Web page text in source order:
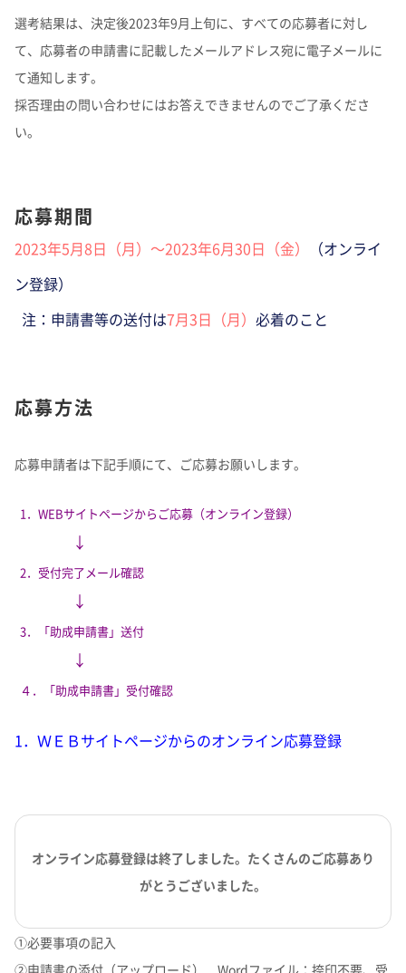
選考結果は、決定後2023年9月上旬に、すべての応募者に対し
て、応募者の申請書に記載したメールアドレス宛に電子メールに
て通知します。
採否理由の問い合わせにはお答えできませんのでご了承くださ
い。
応募期間
2023年5月8日（月）～2023年6月30日 （金）
（オンライ
ン登録）
注：申請書等の送付は7月3日（月） 必着のこと
応募方法
応募申請者は下記手順にて、ご応募お願いします。
1．WEBサイトページからご応募（オンライン登録）
↓
2．受付完了メール確認
↓
3．「助成申請書」送付
↓
４．「助成申請書」受付確認
1．ＷＥＢサイトページからのオンライン応募登録
オンライン応募登録は終了しました。たくさんのご応募あり
がとうございました。
①必要事項の記入
②申請書の添付（アップロード） Wordファイル：捺印不要、受